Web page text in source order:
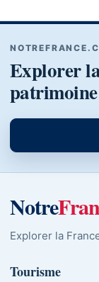
Explorer
patrimoine
Notre
Explorer la
Tourisme